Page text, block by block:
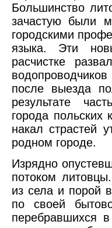
Большинство
зачастую были
городскими
языка. Эти
расчистке
после выезда
результате
города
накал страстей
родном городе.
Изрядно
потоком
из села и порой
по своей
перебравшихся